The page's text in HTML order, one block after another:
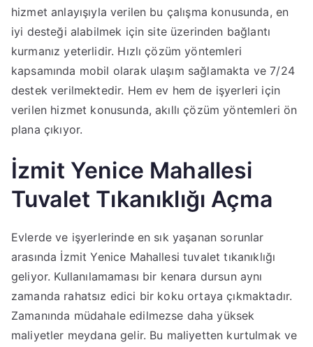
hizmet anlayışıyla verilen bu çalışma konusunda, en
iyi desteği alabilmek için site üzerinden bağlantı
kurmanız yeterlidir. Hızlı çözüm yöntemleri
kapsamında mobil olarak ulaşım sağlamakta ve 7/24
destek verilmektedir. Hem ev hem de işyerleri için
verilen hizmet konusunda, akıllı çözüm yöntemleri ön
plana çıkıyor.
İzmit Yenice Mahallesi
Tuvalet Tıkanıklığı Açma
Evlerde ve işyerlerinde en sık yaşanan sorunlar
arasında İzmit Yenice Mahallesi tuvalet tıkanıklığı
geliyor. Kullanılamaması bir kenara dursun aynı
zamanda rahatsız edici bir koku ortaya çıkmaktadır.
Zamanında müdahale edilmezse daha yüksek
maliyetler meydana gelir. Bu maliyetten kurtulmak ve